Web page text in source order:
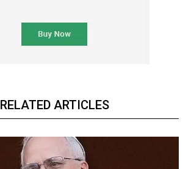
RELATED ARTICLES